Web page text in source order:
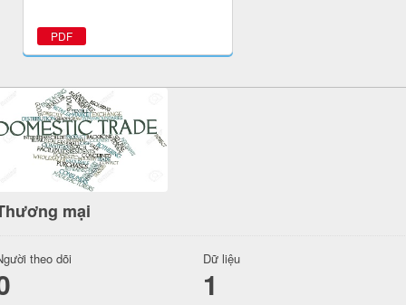
PDF
mại
theo dõi Dữ liệu
1